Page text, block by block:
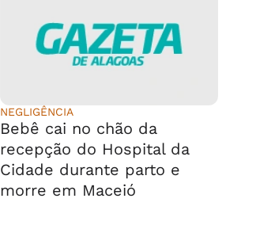
NEGLIGÊNCIA
Bebê cai no chão da
recepção do Hospital da
Cidade durante parto e
morre em Maceió